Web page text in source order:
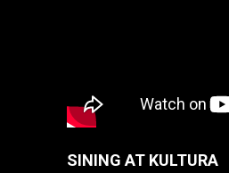
SINING AT KULTURA